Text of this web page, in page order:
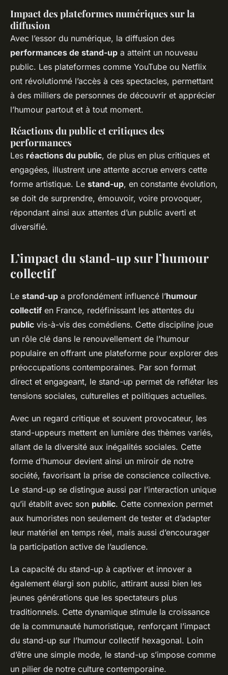
Impact des plateformes numériques sur la
diffusion
Avec l’essor du numérique, la diffusion des
performances de stand-up a atteint un nouveau
public. Les plateformes comme YouTube ou Netflix
ont révolutionné l’accès à ces spectacles, permettant
à des milliers de personnes de découvrir et apprécier
l’humour partout et à tout moment.
Réactions du public et critiques des
performances
Les réactions du public, de plus en plus critiques et
engagées, illustrent une attente accrue envers cette
forme artistique. Le stand-up, en constante évolution,
se doit de surprendre, émouvoir, voire provoquer,
répondant ainsi aux attentes d’un public averti et
diversifié.
L’impact du stand-up sur l’humour
collectif
Le stand-up a profondément influencé l’humour
collectif en France, redéfinissant les attentes du
public vis-à-vis des comédiens. Cette discipline joue
un rôle clé dans le renouvellement de l’humour
populaire en offrant une plateforme pour explorer des
préoccupations contemporaines. Par son format
direct et engageant, le stand-up permet de refléter les
tensions sociales, culturelles et politiques actuelles.
Avec un regard critique et souvent provocateur, les
stand-uppeurs mettent en lumière des thèmes variés,
allant de la diversité aux inégalités sociales. Cette
forme d’humour devient ainsi un miroir de notre
société, favorisant la prise de conscience collective.
Le stand-up se distingue aussi par l’interaction unique
qu’il établit avec son public. Cette connexion permet
aux humoristes non seulement de tester et d’adapter
leur matériel en temps réel, mais aussi d’encourager
la participation active de l’audience.
La capacité du stand-up à captiver et innover a
également élargi son public, attirant aussi bien les
jeunes générations que les spectateurs plus
traditionnels. Cette dynamique stimule la croissance
de la communauté humoristique, renforçant l’impact
du stand-up sur l’humour collectif hexagonal. Loin
d’être une simple mode, le stand-up s’impose comme
un pilier de notre culture contemporaine.